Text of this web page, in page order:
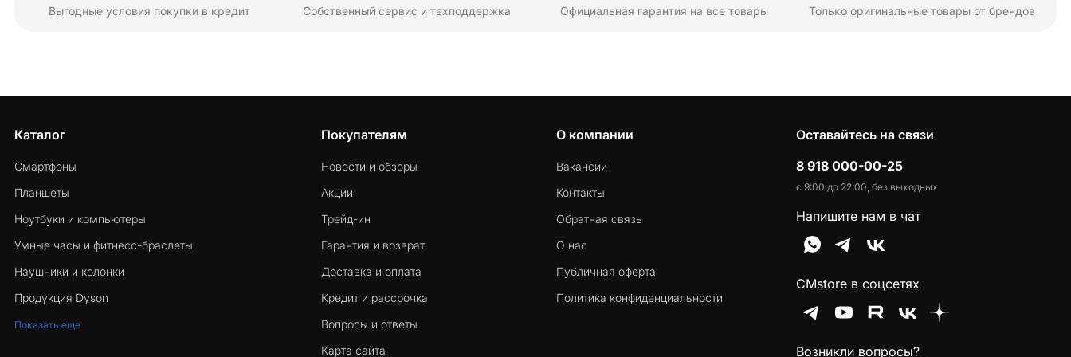
Выгодные условия покупки в кредит Собственный сервис и техподдержка Официальная гарантия на все товары Только оригинальные товары от брендов
Каталог
Смартфоны
Планшеты
Ноутбуки и компьютеры
Умные часы и фитнесс-браслеты
Наушники и колонки
Продукция Dyson
Показать еще
Покупателям
Новости и обзоры
Акции
Трейд-ин
Гарантия и возврат
Доставка и оплата
Кредит и рассрочка
Вопросы и ответы
Карта сайта
О компании
Вакансии
Контакты
Обратная связь
О нас
Публичная оферта
Политика конфиденциальности
Оставайтесь на связи
8 918 000-00-25
с 9:00 до 22:00, без выходных
Напишите нам в чат
CMstore в соцсетях
Возникли вопросы?